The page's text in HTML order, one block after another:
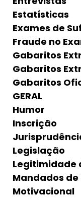
Estatísticas
Exames de
Fraude no
Gabaritos
Gabaritos
Gabaritos
GERAL
Humor
Inscrição
Legislação
Legitimidade
Mandados
Motivacional